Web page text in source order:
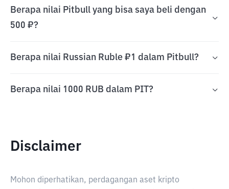
Berapa nilai Pitbull yang bisa saya beli dengan
500 ₽?
Berapa nilai Russian Ruble ₽1 dalam Pitbull?
Berapa nilai 1000 RUB dalam PIT?
Disclaimer
Mohon diperhatikan, perdagangan aset kripto